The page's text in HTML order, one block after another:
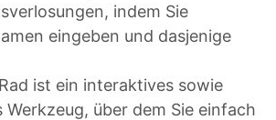
indem Sie
eingeben und dasjenige
ist ein interaktives sowie
Werkzeug, über dem Sie einfach